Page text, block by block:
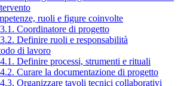
ruoli e figure coinvolte
Coordinatore di progetto
Definire ruoli e responsabilità
di lavoro
Definire processi, strumenti e rituali
Curare la documentazione di progetto
Organizzare tavoli tecnici collaborativi